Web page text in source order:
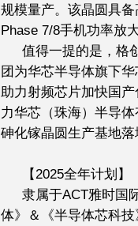
规模量产。该晶圆具
Phase 7/8手机功率放
值得一提的是，格
团为华芯半导体旗下
助力射频芯片加快国
力华芯（珠海）半导
砷化镓晶圆生产基地
【2025全年计划】
隶属于ACT雅时国
体》＆《半导体芯科